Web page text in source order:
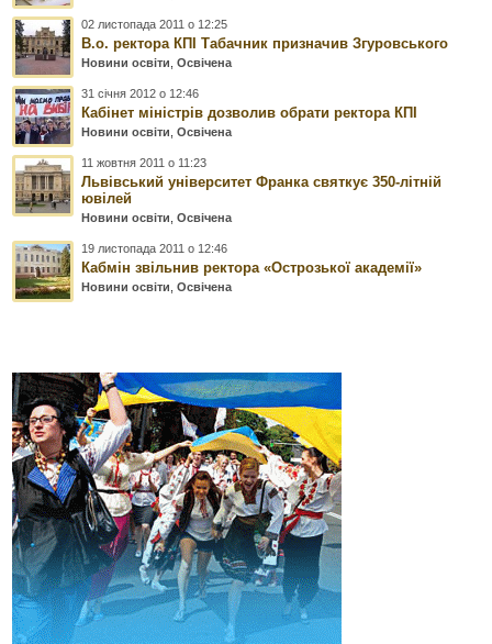
02 листопада 2011 о 12:25
В.о. ректора КПІ Табачник призначив Згуровського
Новини освіти ,Освічена
31 січня 2012 о 12:46
Кабінет міністрів дозволив обрати ректора КПІ
Новини освіти ,Освічена
11 жовтня 2011 о 11:23
Львівський університет Франка святкує 350-літній
ювілей
Новини освіти ,Освічена
19 листопада 2011 о 12:46
Кабмін звільнив ректора «Острозької академії»
Новини освіти ,Освічена